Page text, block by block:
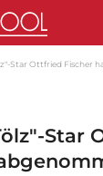
Star Ottfried Fischer
Star